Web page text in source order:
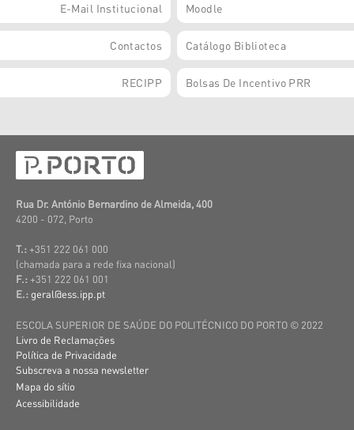
E-Mail Institucional Moodle
Contactos Catálogo Biblioteca
RECIPP Bolsas De Incentivo PRR
Rua Dr. António Bernardino de Almeida, 400
4200 - 072, Porto
T.: +351 222 061 000
(chamada para a rede fixa nacional)
F.: +351 222 061 001
E.: geral@ess.ipp.pt
ESCOLA SUPERIOR DE SAÚDE DO POLITÉCNICO DO PORTO © 2022
Livro de Reclamações
Política de Privacidade
Subscreva a nossa newsletter
Mapa do sítio
Acessibilidade